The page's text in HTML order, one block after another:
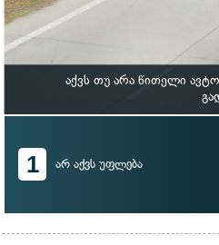
აქვს თუ არა წითელი
1 არ აქვს უფლება